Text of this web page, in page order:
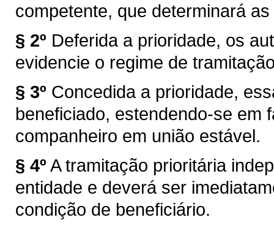
competente, que determinará
§ 2º Deferida a prioridade, os
evidencie o regime de
§ 3º Concedida a prioridade,
beneficiado, estendendo-se em
companheiro em união estável.
§ 4º A tramitação prioritária
entidade e deverá ser
condição de beneficiário.